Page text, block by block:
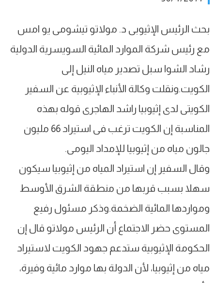
بحث الرئيس الإثيوبى د. مولاتو تيشومى يو امس
مع رئيس شركة الموارد المائية السويسرية الدولية
رشاد الشوا سبل تصدير مياه النيل إلى
الكويت.ونقلت وكالة الأنباء الإثيوبية عن السفير
الكويتى لدى إثيوبيا راشد الهاجرى قوله بهذه
المناسبة إن الكويت ترغب فى استيراد 66 مليون
جالون مياه من إثيوبيا للإمداد اليومى.
وقال السفير إن استيراد المياه من إثيوبيا سيكون
سهلا بسبب قربها من منطقة الشرق الأوسط
ومواردها المائية الضخمة.وذكر مسئول رفيع
المستوى حضر الاجتماع أن الرئيس مولاتو قال إن
الحكومة الإثيوبية ستدعم جهود الكويت لاستيراد
مياه من إثيوبيا، لأن الدولة بها موارد مائية وفيرة،